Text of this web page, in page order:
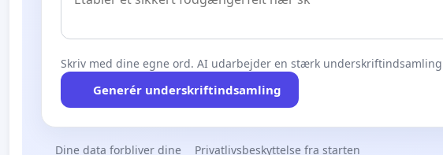
Skriv med dine egne ord. AI udarbejder en stærk
Generér underskriftindsamling
Dine data forbliver dine Privatlivsbeskyttelse fra starten